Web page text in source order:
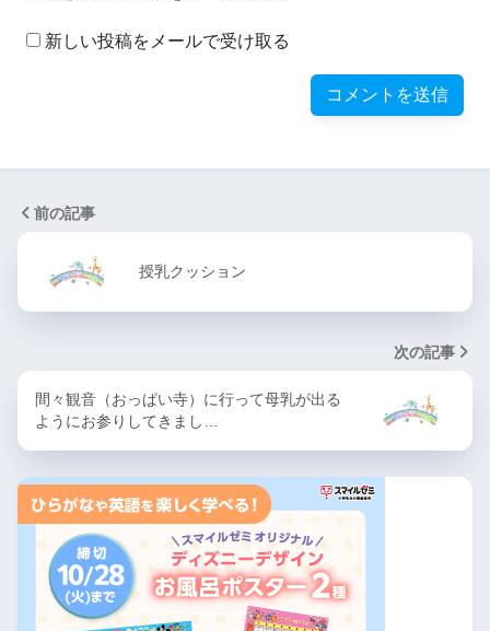
新しい投稿をメールで受け取る
前の記事
授乳クッション
次の記事
間々観音（おっぱい寺）に行って母乳が出る
ようにお参りしてきまし…